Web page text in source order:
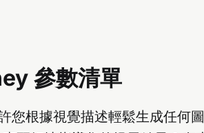
參數清單
您根據視覺描述輕鬆生成任何